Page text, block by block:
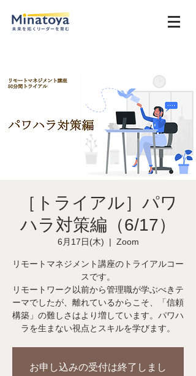
［トライアル］パワ
ハラ対策編（6/17）
6月17日(木)
  |
Zoom
リモートマネジメント講座のトライアルコー
スです。
リモートワーク以前から管理職が学ぶべきテ
ーマでしたが、離れているからこそ、「信頼
構築」の難しさはより増しています。パワハ
ラを生まない視点とスキルを学びます。
お申し込みの受付は終了しまし